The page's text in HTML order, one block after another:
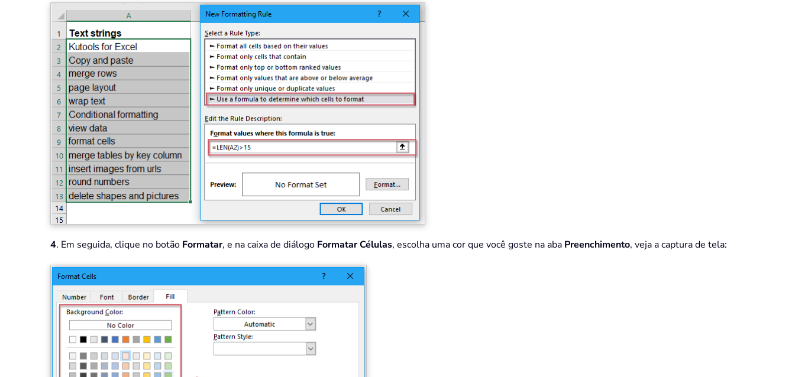
4. Em seguida, clique no botão Formatar, e na caixa de diálogo Formatar Células, escolha uma cor que você goste na aba Preenchimento, veja a captura de tela: